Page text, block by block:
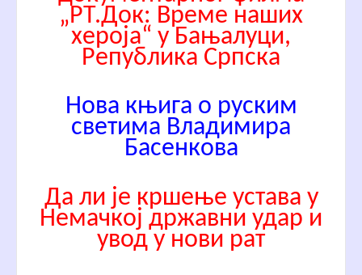
„РТ.Док: Време наших
хероја“ у Бањалуци,
Република Српска
Нова књига о руским
светима Владимирa
Басенковa
Да ли је кршење устава у
Немачкој државни удар и
увод у нови рат